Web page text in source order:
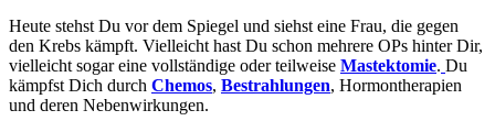
Heute stehst Du vor dem Spiegel und siehst eine Frau, die gegen
den Krebs kämpft. Vielleicht hast Du schon mehrere OPs hinter Dir,
vielleicht sogar eine vollständige oder teilweise Mastektomie. Du
kämpfst Dich durch Chemos, Bestrahlungen, Hormontherapien
und deren Nebenwirkungen.